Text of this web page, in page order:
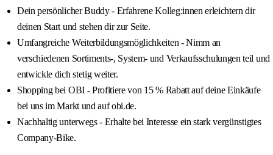
Dein persönlicher Buddy - Erfahrene Kolleg:innen erleichtern dir
deinen Start und stehen dir zur Seite.
Umfangreiche Weiterbildungsmöglichkeiten - Nimm an
verschiedenen Sortiments-, System- und Verkaufsschulungen teil und
entwickle dich stetig weiter.
Shopping bei OBI - Profitiere von 15 % Rabatt auf deine Einkäufe
bei uns im Markt und auf obi.de.
Nachhaltig unterwegs - Erhalte bei Interesse ein stark vergünstigtes
Company-Bike.